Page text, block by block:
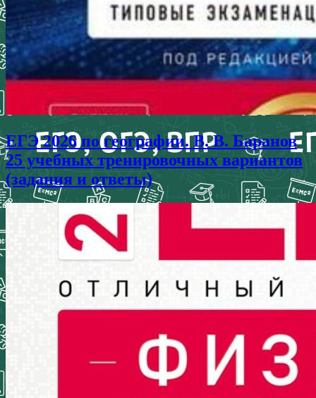
ЕГЭ 2026 по географии. В. В. Баранов
25 учебных тренировочных вариантов
(задания и ответы)